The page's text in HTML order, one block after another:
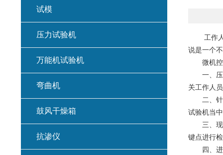
工作人
说是一个
微机控
一、压力
关工作人
二、针对
试验机当
三、现阶
键点进行
四、进行
试模
压力试验机
万能机试验机
弯曲机
鼓风干燥箱
抗渗仪